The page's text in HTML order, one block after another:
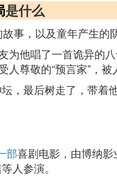
是什么
事，以及童年产生的
为他唱了一首诡异的
尊敬的“预言家”，被
，最后树走了，带
部喜剧电影，由博纳影
人参演。